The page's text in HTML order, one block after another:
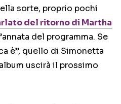
sorte, proprio pochi
del ritorno di Martha
del programma. Se
è”, quello di Simonetta
uscirà il prossimo